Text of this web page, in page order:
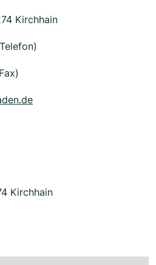
Kirchhain
Kirchhain